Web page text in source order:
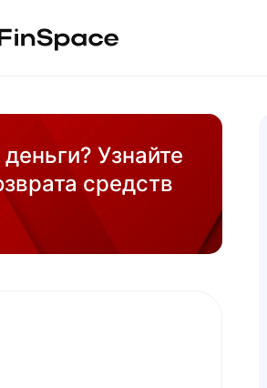
Узнайте
средств